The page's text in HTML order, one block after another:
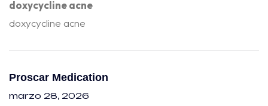
doxycycline acne
doxycycline acne
Proscar Medication
marzo 28, 2026